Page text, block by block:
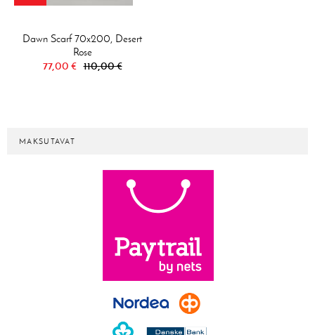
Dawn Scarf 70x200, Desert
Rose
77,00 € 110,00 €
MAKSUTAVAT